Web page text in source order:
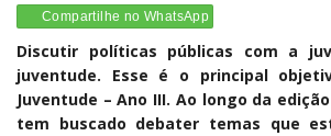
Compartilhe no WhatsApp
Discutir políticas públicas com a
juventude. Esse é o principal
Juventude – Ano III. Ao longo da
tem buscado debater temas que